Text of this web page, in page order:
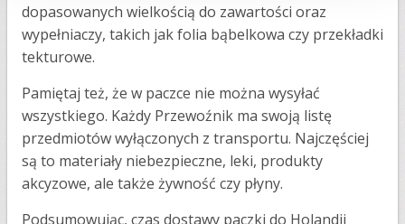
dopasowanych wielkością do zawartości oraz
wypełniaczy, takich jak folia bąbelkowa czy przekładki
tekturowe.
Pamiętaj też, że w paczce nie można wysyłać
wszystkiego. Każdy Przewoźnik ma swoją listę
przedmiotów wyłączonych z transportu. Najczęściej
są to materiały niebezpieczne, leki, produkty
akcyzowe, ale także żywność czy płyny.
Podsumowując, czas dostawy paczki do Holandii